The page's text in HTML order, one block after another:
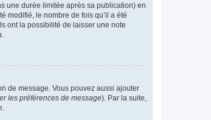
une durée limitée après sa publication) en
modifié, le nombre de fois qu’il a été
ont la possibilité de laisser une note
de message. Vous pouvez aussi ajouter
les préférences de message). Par la suite,